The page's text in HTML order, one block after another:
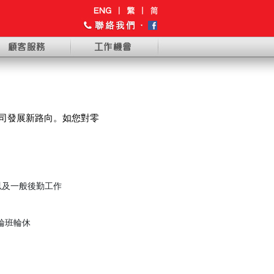
發展新路向。 如您對零
一般後勤工作
班輪休